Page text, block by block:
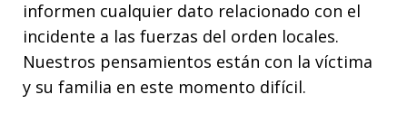
informen cualquier dato relacionado con el
incidente a las fuerzas del orden locales.
Nuestros pensamientos están con la víctima
y su familia en este momento difícil.